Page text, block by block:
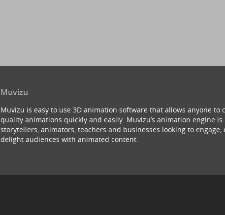
Muvizu
Muvizu is easy to use 3D animation software that allows anyone to
quality animations quickly and easily. Muvizu’s animation engine
storytellers, animators, teachers and businesses looking to engage,
delight audiences with animated content.